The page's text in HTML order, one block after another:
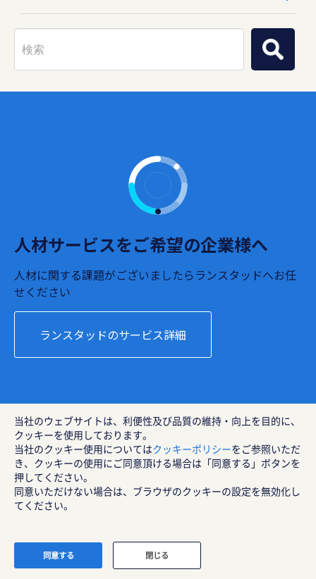
人材サービスをご希望の企業様へ
人材に関する課題がございましたらランスタッドへお任
せください
ランスタッドのサービス詳細
人材サービスのご依頼ご相談
当社のウェブサイトは、利便性及び品質の維持・向上を目的に、
クッキーを使用しております。
当社のクッキー使用についてはクッキーポリシーをご参照いただ
き、クッキーの使用にご同意頂ける場合は「同意する」ボタンを
押してください。
同意いただけない場合は、ブラウザのクッキーの設定を無効化し
てください。
同意する 閉じる